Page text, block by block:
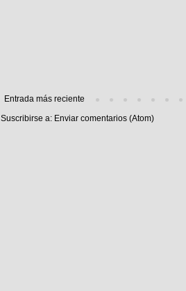
Entrada más reciente
Suscribirse a: Enviar comentarios (Atom)